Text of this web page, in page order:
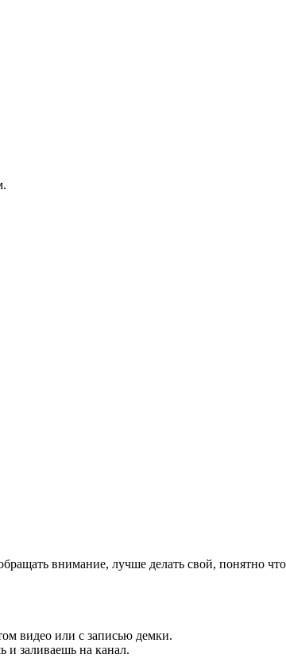
внимание, лучше делать свой, понятно
видео или с записью демки.
заливаешь на канал.